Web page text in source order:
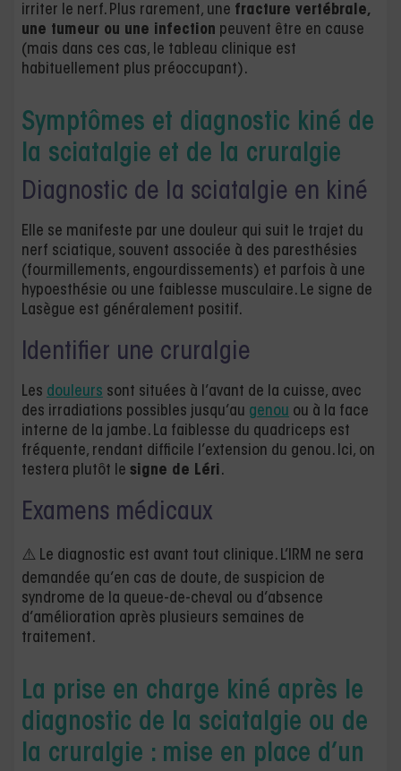
irriter le nerf. Plus rarement, une fracture vertébrale,
une tumeur ou une infection peuvent être en cause
(mais dans ces cas, le tableau clinique est
habituellement plus préoccupant).
Symptômes et diagnostic kiné de
la sciatalgie et de la cruralgie
Diagnostic de la sciatalgie en kiné
Elle se manifeste par une douleur qui suit le trajet du
nerf sciatique, souvent associée à des paresthésies
(fourmillements, engourdissements) et parfois à une
hypoesthésie ou une faiblesse musculaire. Le signe de
Lasègue est généralement positif.
Identifier une cruralgie
Les douleurs sont situées à l’avant de la cuisse, avec
des irradiations possibles jusqu’au genou ou à la face
interne de la jambe. La faiblesse du quadriceps est
fréquente, rendant difficile l’extension du genou. Ici, on
testera plutôt le signe de Léri.
Examens médicaux
⚠️ Le diagnostic est avant tout clinique. L’IRM ne sera
demandée qu’en cas de doute, de suspicion de
syndrome de la queue-de-cheval ou d’absence
d’amélioration après plusieurs semaines de
traitement.
La prise en charge kiné après le
diagnostic de la sciatalgie ou de
la cruralgie : mise en place d’un